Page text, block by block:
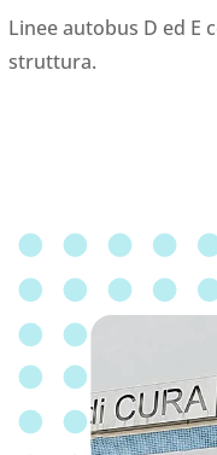
Linee autobus D ed E
struttura.